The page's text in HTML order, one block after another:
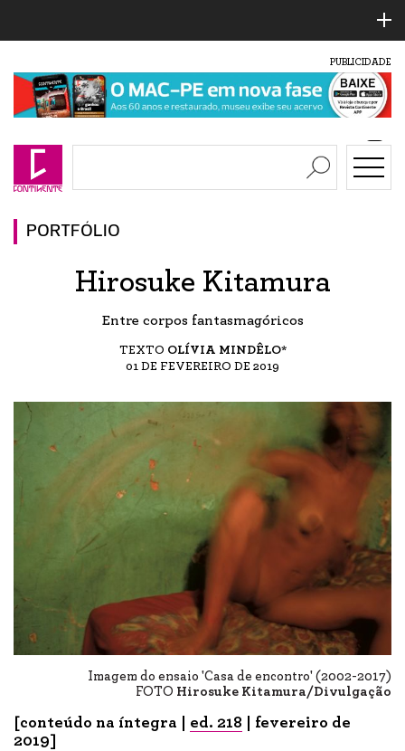
PUBLICIDADE
PORTFÓLIO
Hirosuke Kitamura
Entre corpos fantasmagóricos
TEXTO OLÍVIA MINDÊLO*
01 DE FEVEREIRO DE 2019
Imagem do ensaio 'Casa de encontro' (2002-2017)
FOTO Hirosuke Kitamura/Divulgação
[conteúdo na íntegra | ed. 218 | fevereiro de
2019]